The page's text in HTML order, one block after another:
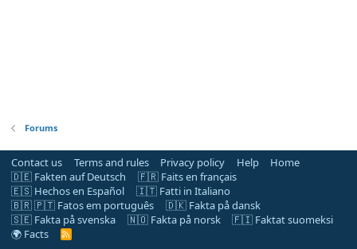
Forums
Contact us Terms and rules Privacy policy Help
Home
🇩🇪 Fakten auf Deutsch
🇫🇷 Faits en français
🇪🇸 Hechos en Español
🇮🇹 Fatti in Italiano
🇧🇷 🇵🇹 Fatos em português
🇩🇰 Fakta på dansk
🇸🇪 Fakta på svenska
🇳🇴 Fakta på norsk
🇫🇮 Faktat suomeksi
🌍 Facts
R